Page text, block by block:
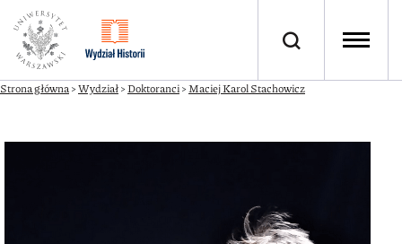
Strona główna>Wydział>Doktoranci>Maciej Karol Stachowicz